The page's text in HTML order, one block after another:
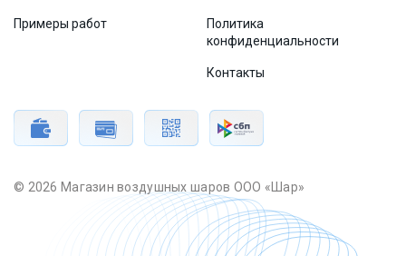
Примеры работ
Политика
конфиденциальности
Контакты
© 2026 Магазин воздушных шаров ООО «Шар»